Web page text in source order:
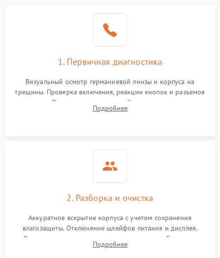
1. Первичная диагностика
Визуальный осмотр германиевой линзы и корпуса на
трещины. Проверка включения, реакции кнопок и разъемов
зарядки. Оценка вывода тепловой сигнатуры на экран,
проверка базовых функций и считывание системных
Подробнее
2. Разборка и очистка
Аккуратное вскрытие корпуса с учетом сохранения
влагозащиты. Отключение шлейфов питания и дисплея.
Очистка внутренних плат от окислов и пыли. Бережная
обработка германиевого объектива специализированными
Подробнее